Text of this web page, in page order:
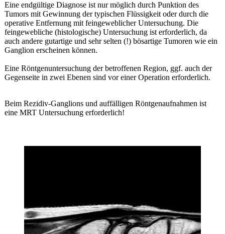
Eine endgültige Diagnose ist nur möglich durch Punktion des
Tumors mit Gewinnung der typischen Flüssigkeit oder durch die
operative Entfernung mit feingeweblicher Untersuchung. Die
feingewebliche (histologische) Untersuchung ist erforderlich, da
auch andere gutartige und sehr selten (!) bösartige Tumoren wie ein
Ganglion erscheinen können.
Eine Röntgenuntersuchung der betroffenen Region, ggf. auch der
Gegenseite in zwei Ebenen sind vor einer Operation erforderlich.
Beim Rezidiv-Ganglions und auffälligen Röntgenaufnahmen ist
eine MRT Untersuchung erforderlich!